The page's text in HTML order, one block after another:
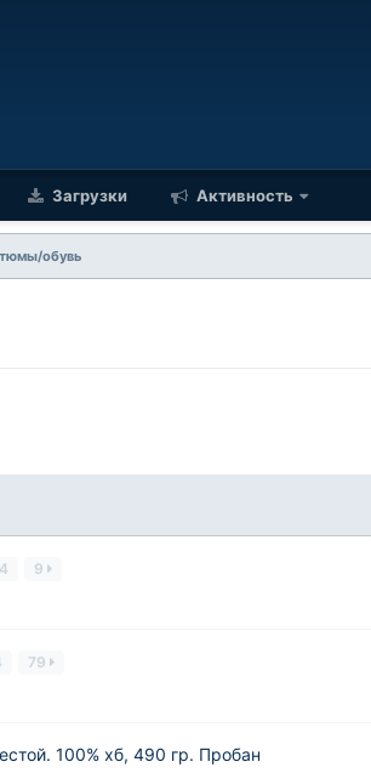
Загрузки Активность
обувь
4 9
79
100% хб, 490 гр. Пробан